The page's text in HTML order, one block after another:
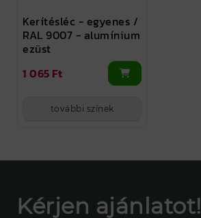
Kerítésléc - egyenes /
RAL 9007 - alumínium
ezüst
1 065 Ft
további színek
Kérjen ajánlatot!